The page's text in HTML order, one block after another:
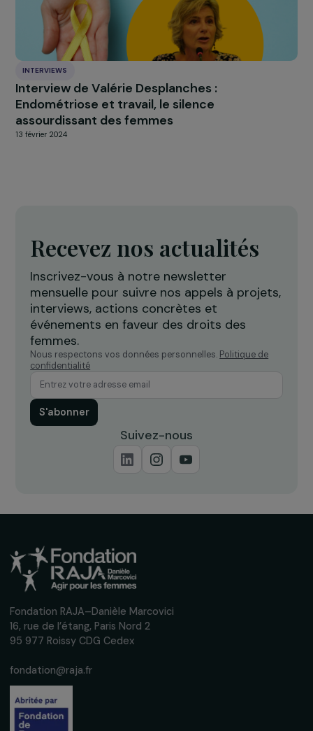
ACTUALITÉS
10 ans du programme Femmes &
Environnement – Découvrez le Prix du
votez pour votre projet favori !
8 septembre 2025
INTERVIEWS
Interview de Valérie Desplanches :
Endométriose et travail, le silence
assourdissant des femmes
13 février 2024
Recevez nos actualités
mensuelle pour suivre nos appels à projets,
interviews, actions concrètes et
événements en faveur des droits des
femmes.
Nous respectons vos données personnelles.
confidentialité